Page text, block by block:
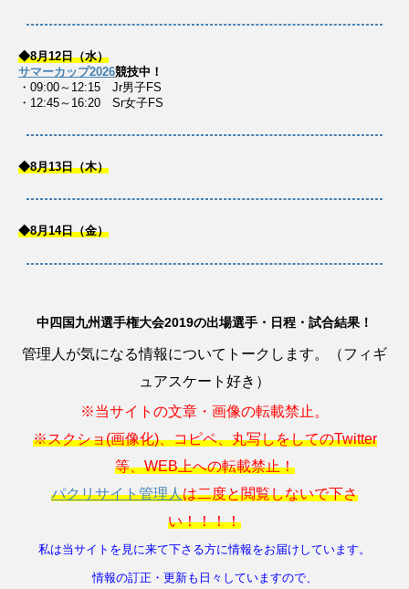
◆8月12日（水）
サマーカップ2026競技中！
・09:00～12:15 Jr男子FS
・12:45～16:20 Sr女子FS
◆8月13日（木）
◆8月14日（金）
中四国九州選手権大会2019の出場選手・日程・試合結果！
管理人が気になる情報についてトークします。（フィギ
ュアスケート好き）
※当サイトの文章・画像の転載禁止。
※スクショ(画像化)、コピペ、丸写しをしてのTwitter
等、WEB上への転載禁止！
パクリサイト管理人は二度と閲覧しないで下さ
い！！！！
私は当サイトを見に来て下さる方に情報をお届けしています。
情報の訂正・更新も日々していますので、